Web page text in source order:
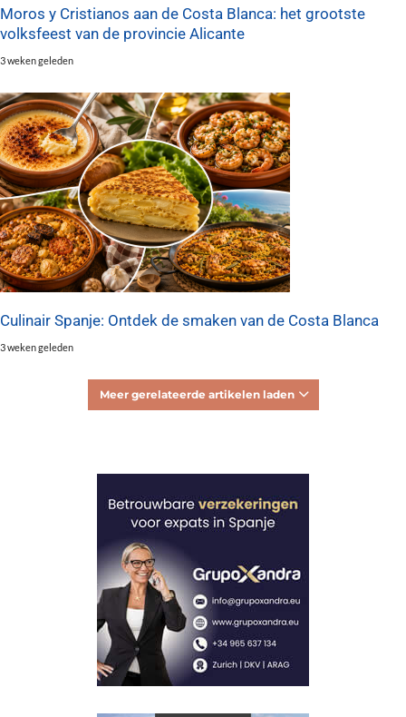
Moros y Cristianos aan de Costa Blanca: het grootste
volksfeest van de provincie Alicante
3 weken geleden
Culinair Spanje: Ontdek de smaken van de Costa Blanca
3 weken geleden
Meer gerelateerde artikelen laden